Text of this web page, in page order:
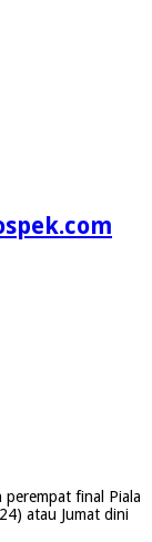
final Piala
atau Jumat dini